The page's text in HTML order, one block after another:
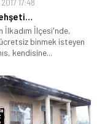
17:48
İlkadım İlçesi'nde,
binmek isteyen
kendisine...